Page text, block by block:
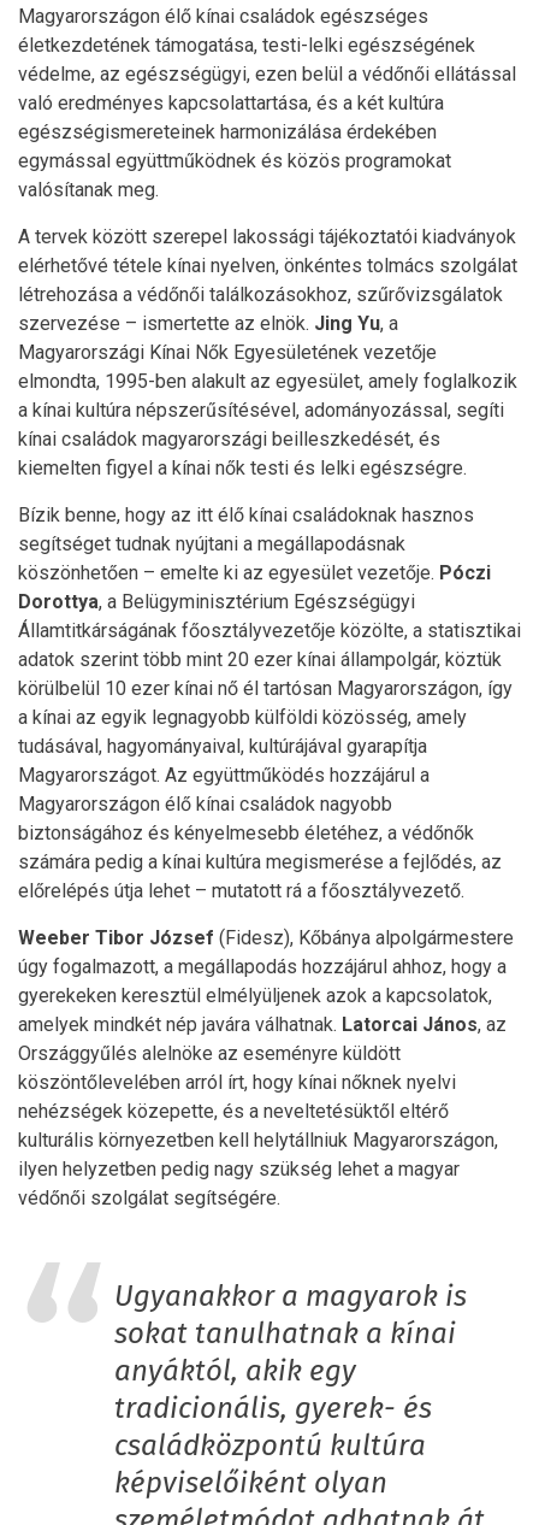
Magyarországon élő kínai családok egészséges
életkezdetének támogatása, testi-lelki egészségének
védelme, az egészségügyi, ezen belül a védőnői ellátással
való eredményes kapcsolattartása, és a két kultúra
egészségismereteinek harmonizálása érdekében
egymással együttműködnek és közös programokat
valósítanak meg.
A tervek között szerepel lakossági tájékoztatói kiadványok
elérhetővé tétele kínai nyelven, önkéntes tolmács szolgálat
létrehozása a védőnői találkozásokhoz, szűrővizsgálatok
szervezése – ismertette az elnök. Jing Yu, a
Magyarországi Kínai Nők Egyesületének vezetője
elmondta, 1995-ben alakult az egyesület, amely foglalkozik
a kínai kultúra népszerűsítésével, adományozással, segíti
kínai családok magyarországi beilleszkedését, és
kiemelten figyel a kínai nők testi és lelki egészségre.
Bízik benne, hogy az itt élő kínai családoknak hasznos
segítséget tudnak nyújtani a megállapodásnak
köszönhetően – emelte ki az egyesület vezetője. Póczi
Dorottya, a Belügyminisztérium Egészségügyi
Államtitkárságának főosztályvezetője közölte, a statisztikai
adatok szerint több mint 20 ezer kínai állampolgár, köztük
körülbelül 10 ezer kínai nő él tartósan Magyarországon, így
a kínai az egyik legnagyobb külföldi közösség, amely
tudásával, hagyományaival, kultúrájával gyarapítja
Magyarországot. Az együttműködés hozzájárul a
Magyarországon élő kínai családok nagyobb
biztonságához és kényelmesebb életéhez, a védőnők
számára pedig a kínai kultúra megismerése a fejlődés, az
előrelépés útja lehet – mutatott rá a főosztályvezető.
Weeber Tibor József (Fidesz), Kőbánya alpolgármestere
úgy fogalmazott, a megállapodás hozzájárul ahhoz, hogy a
gyerekeken keresztül elmélyüljenek azok a kapcsolatok,
amelyek mindkét nép javára válhatnak. Latorcai János, az
Országgyűlés alelnöke az eseményre küldött
köszöntőlevelében arról írt, hogy kínai nőknek nyelvi
nehézségek közepette, és a neveltetésüktől eltérő
kulturális környezetben kell helytállniuk Magyarországon,
ilyen helyzetben pedig nagy szükség lehet a magyar
védőnői szolgálat segítségére.
Ugyanakkor a magyarok is
sokat tanulhatnak a kínai
anyáktól, akik egy
tradicionális, gyerek- és
családközpontú kultúra
képviselőiként olyan